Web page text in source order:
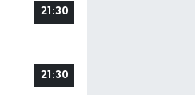
21:30
21:30